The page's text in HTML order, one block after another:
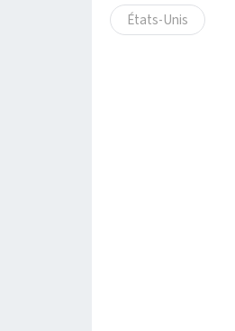
États-Unis